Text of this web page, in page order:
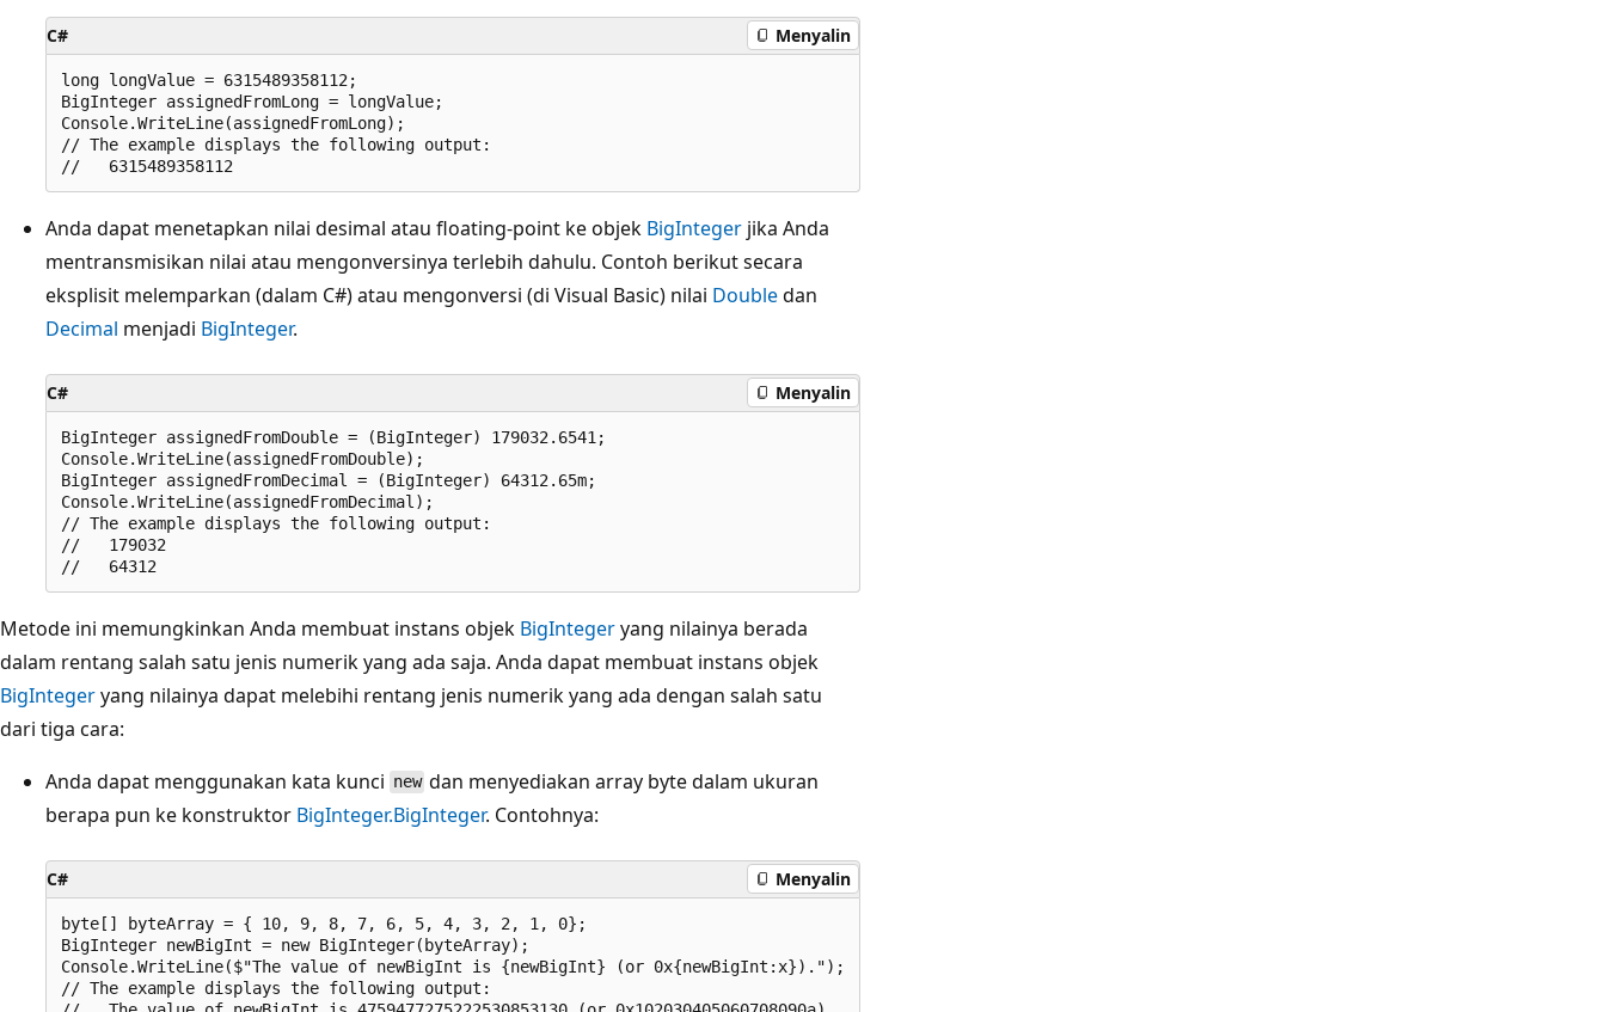
C# Menyalin
long longValue = 6315489358112;
BigInteger assignedFromLong = longValue;
Console.WriteLine(assignedFromLong);
// The example displays the following output:
Anda dapat menetapkan nilai desimal atau floating-point ke objek BigInteger jika Anda
mentransmisikan nilai atau mengonversinya terlebih dahulu. Contoh berikut secara
eksplisit melemparkan (dalam C#) atau mengonversi (di Visual Basic) nilai Doubledan
Decimal menjadi BigInteger.
C# Menyalin
BigInteger assignedFromDouble = (BigInteger) 179032.6541;
Console.WriteLine(assignedFromDouble);
BigInteger assignedFromDecimal = (BigInteger) 64312.65m;
Console.WriteLine(assignedFromDecimal);
// The example displays the following output:
//   179032
Metode ini memungkinkan Anda membuat instans objek BigIntegeryang nilainya berada
dalam rentang salah satu jenis numerik yang ada saja. Anda dapat membuat instans objek
BigIntegeryang nilainya dapat melebihi rentang jenis numerik yang ada dengan salah satu
dari tiga cara:
Anda dapat menggunakan kata kunci new dan menyediakan array byte dalam ukuran
berapa pun ke konstruktor BigInteger.BigInteger. Contohnya:
C# Menyalin
byte[] byteArray = { 10, 9, 8, 7, 6, 5, 4, 3, 2, 1, 0};
BigInteger newBigInt = new BigInteger(byteArray);
Console.WriteLine($"The value of newBigInt is {newBigInt} (or 0x{newBigInt:x}).");
// The example displays the following output: